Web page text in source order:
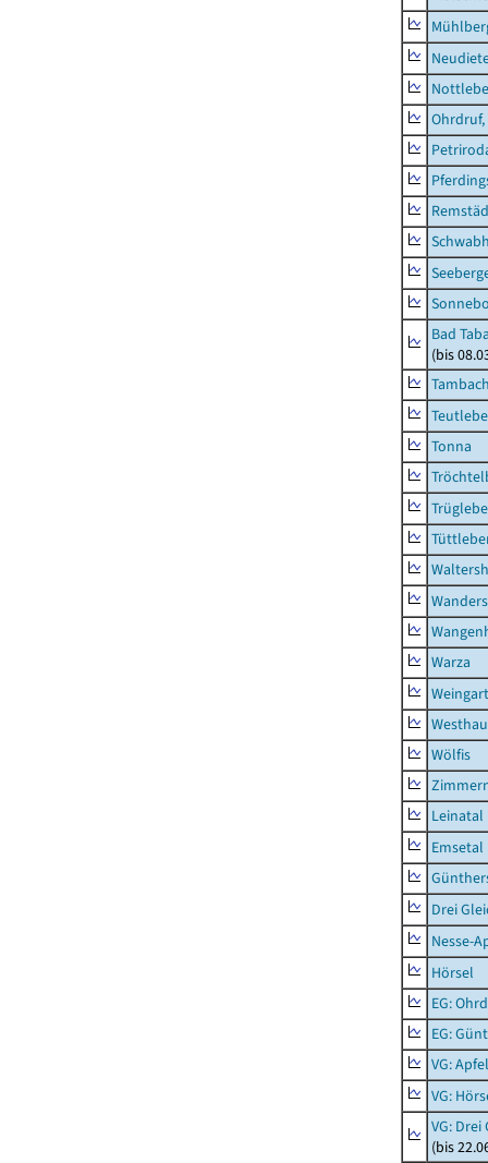
Bad
(bis
Tonna
Warza
Wölfis
Leinatal
Emsetal
Drei
Nesse-
Hörsel
EG:
EG:
VG:
VG:
VG:
(bis